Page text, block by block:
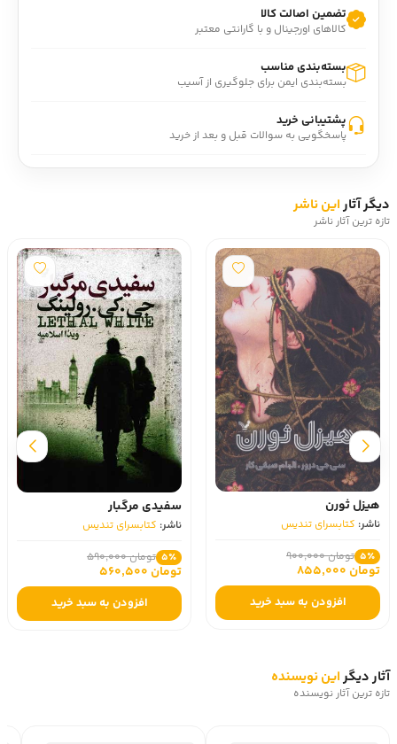
تضمین اصالت کالا
کالاهای اورجینال و با گارانتی معتبر
بسته‌بندی مناسب
بسته‌بندی ایمن برای جلوگیری از آسیب
پشتیبانی خرید
پاسخگویی به سوالات قبل و بعد از خرید
دیگر آثاراین ناشر
تازه ترین آثار ناشر
هیزل ثورن
ناشر: کتابسرای تندیس
5٪ تومان 900,000
تومان 855,000
افزودن به سبد خرید
سفیدی مرگبار
ناشر: کتابسرای تندیس
5٪ تومان 590,000
تومان 560,500
افزودن به سبد خرید
آثار دیگراین نویسنده
تازه ترین آثار نویسنده